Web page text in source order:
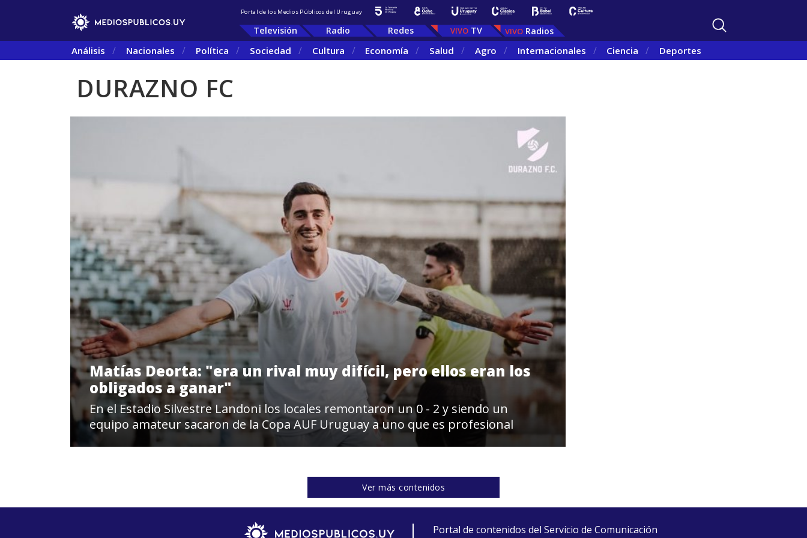
Portal de los Medios Públicos del Uruguay
Televisión Radio Redes TV Radios
Análisis Nacionales Política Sociedad Cultura Economía Salud Agro Internacionales Ciencia Deportes
DURAZNO FC
Matías Deorta: "era un rival muy difícil, pero ellos eran los
obligados a ganar"
En el Estadio Silvestre Landoni los locales remontaron un 0 - 2 y siendo un
equipo amateur sacaron de la Copa AUF Uruguay a uno que es profesional
Ver más contenidos
Portal de contenidos del Servicio de Comunicación